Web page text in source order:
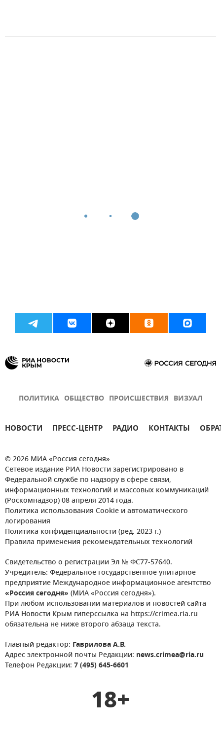
ПОЛИТИКА ОБЩЕСТВО ПРОИСШЕСТВИЯ ВИЗУАЛ
НОВОСТИ ПРЕСС-ЦЕНТР РАДИО КОНТАКТЫ
© 2026 МИА «Россия сегодня»
Сетевое издание РИА Новости зарегистрировано в
Федеральной службе по надзору в сфере связи,
информационных технологий и массовых коммуникаций
(Роскомнадзор) 08 апреля 2014 года.
Политика использования Cookie и автоматического
логирования
Политика конфиденциальности (ред. 2023 г.)
Правила применения рекомендательных технологий
Свидетельство о регистрации Эл № ФС77-57640.
Учредитель: Федеральное государственное унитарное
предприятие Международное информационное агентство
«Россия сегодня» (МИА «Россия сегодня»).
При любом использовании материалов и новостей сайта
РИА Новости Крым гиперссылка на https://crimea.ria.ru
обязательна не ниже второго абзаца текста.
Главный редактор: Гаврилова А.В.
Адрес электронной почты Редакции: news.crimea@ria.ru
Телефон Редакции: 7 (495) 645-6601
18+